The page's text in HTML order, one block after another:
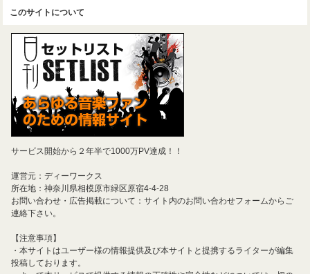
このサイトについて
サービス開始から２年半で1000万PV達成！！
運営元：ディーワークス
所在地：神奈川県相模原市緑区原宿4-4-28
お問い合わせ・広告掲載について：サイト内のお問い合わせフォームからご
連絡下さい。
【注意事項】
・本サイトはユーザー様の情報提供及び本サイトと提携するライターが編集
投稿しております。